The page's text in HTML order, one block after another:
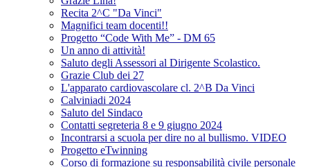
Recita 2^C "Da Vinci"
Magnifici team docenti!!
Progetto “Code With Me” - DM 65
Un anno di attività!
Saluto degli Assessori al Dirigente Scolastico.
Grazie Club dei 27
L'apparato cardiovascolare cl. 2^B Da Vinci
Calviniadi 2024
Saluto del Sindaco
Contatti segreteria 8 e 9 giugno 2024
Incontrarsi a scuola per dire no al bullismo. VIDEO
Progetto eTwinning
Corso di formazione su responsabilità civile personale